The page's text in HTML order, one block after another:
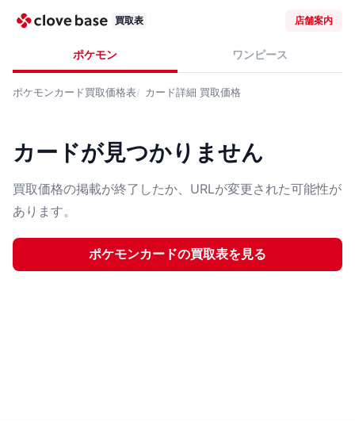
買取表 店舗案内
ポケモン ワンピース
ポケモンカード買取価格表 カード詳細 買取価格
カードが見つかりません
買取価格の掲載が終了したか、URLが変更された可能性が
あります。
ポケモンカードの買取表を見る